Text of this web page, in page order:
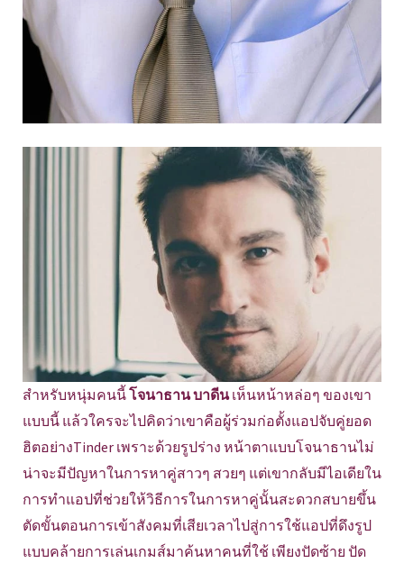
สำหรับหนุ่มคนนี้โจนาธาน บาดีนเห็นหน้าหล่อๆ ของเขา
แบบนี้ แล้วใครจะไปคิดว่าเขาคือผู้ร่วมก่อตั้งแอปจับคู่ยอด
ฮิตอย่างTinder เพราะด้วยรูปร่าง หน้าตาแบบโจนาธานไม่
น่าจะมีปัญหาในการหาคู่สาวๆ สวยๆ แต่เขากลับมีไอเดียใน
การทำแอปที่ช่วยให้วิธีการในการหาคู่นั้นสะดวกสบายขึ้น
ตัดขั้นตอนการเข้าสังคมที่เสียเวลาไปสู่การใช้แอปที่ดึงรูป
แบบคล้ายการเล่นเกมส์มาค้นหาคนที่ใช้ เพียงปัดซ้าย ปัด